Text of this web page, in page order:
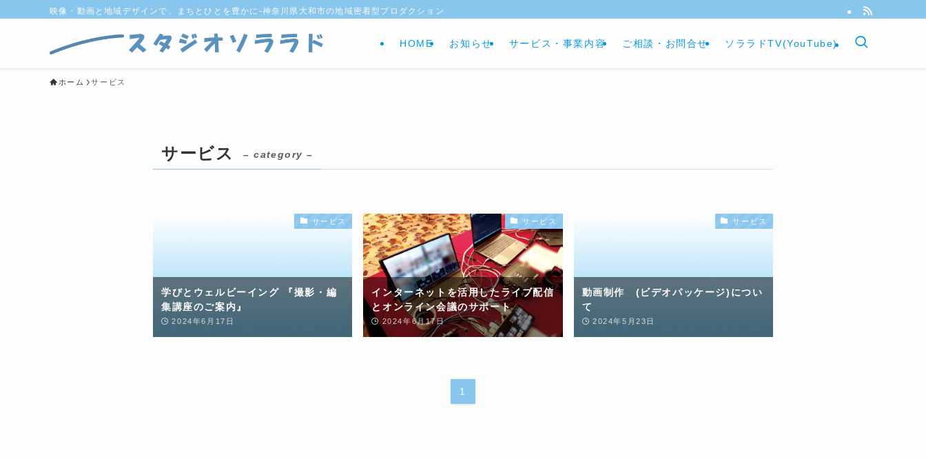
映像・動画と地域デザインで、まちとひとを豊かに-神奈川県大和市の地域密着型プロダクション
HOME お知らせ サービス・事業内容 ご相談・お問合せ ソララドTV(YouTube)
ホーム サービス
サービス – category –
サービス
学びとウェルビーイング 『撮影・編
集講座のご案内』
2024年6月17日
サービス
インターネットを活用したライブ配信
とオンライン会議のサポート
2024年6月17日
サービス
動画制作 (ビデオパッケージ)につい
て
2024年5月23日
1